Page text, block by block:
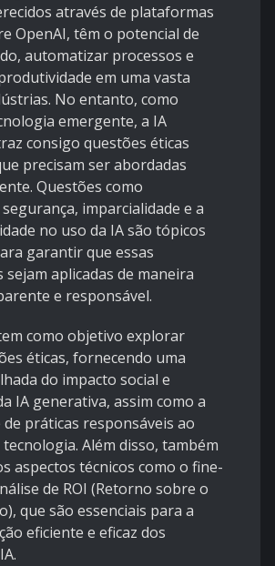
através de plataformas
OpenAI, têm o potencial de
automatizar processos e
em uma vasta
No entanto, como
emergente, a IA
consigo questões éticas
precisam ser abordadas
Questões como
imparcialidade e a
no uso da IA são tópicos
garantir que essas
aplicadas de maneira
e responsável.
como objetivo explorar
éticas, fornecendo uma
do impacto social e
IA generativa, assim como a
de práticas responsáveis ao
Além disso, também
aspectos técnicos como o fine-
de ROI (Retorno sobre o
que são essenciais para a
eficiente e eficaz dos